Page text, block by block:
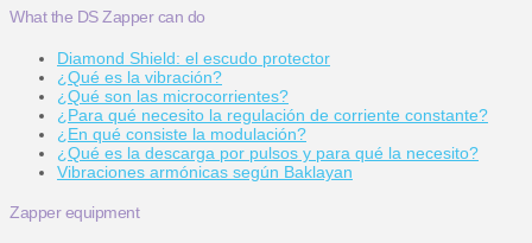
What the DS Zapper can do
Diamond Shield: el escudo protector
¿Qué es la vibración?
¿Qué son las microcorrientes?
¿Para qué necesito la regulación de corriente constante?
¿En qué consiste la modulación?
¿Qué es la descarga por pulsos y para qué la necesito?
Vibraciones armónicas según Baklayan
Zapper equipment